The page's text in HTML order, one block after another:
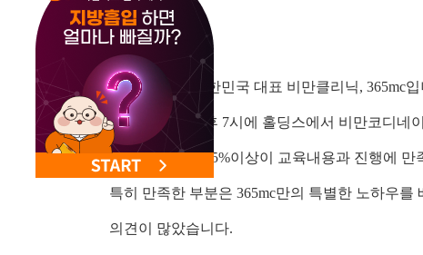
안녕하세요? 대한민국 대표 비만클리닉, 365mc입
지난 금요일 오후 7시에 홀딩스에서 비만코디네
참석자 중에서 75%이상이 교육내용과 진행에 만
특히 만족한 부분은 365mc만의 특별한 노하우를
의견이 많았습니다.